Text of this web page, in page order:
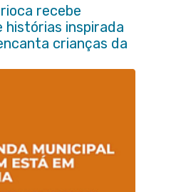
recebe
histórias inspirada
crianças da